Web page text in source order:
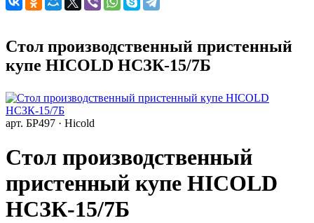
Стол производственный пристенный
купе HICOLD НСЗК-15/7Б
арт. БР497 · Hicold
Стол производственный
пристенный купе HICOLD
НСЗК-15/7Б